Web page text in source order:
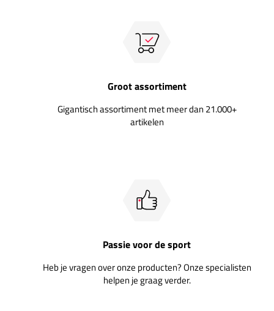
Groot assortiment
Gigantisch assortiment met meer dan 21.000+
artikelen
Passie voor de sport
Heb je vragen over onze producten? Onze specialisten
helpen je graag verder.